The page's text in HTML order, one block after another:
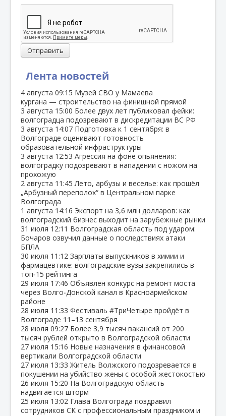
Лента новостей
4 августа 09:15 Музей СВО у Мамаева
кургана — строительство на финишной прямой
3 августа 15:00 Более двух лет публиковал фейки:
волгоградца подозревают в дискредитации ВС РФ
3 августа 14:07 Подготовка к 1 сентября: в
Волгограде оценивают готовность
образовательной инфраструктуры
3 августа 12:53 Агрессия на фоне опьянения:
волгоградку подозревают в нападении с ножом на
прохожую
2 августа 11:45 Лето, арбузы и веселье: как прошёл
„Арбузный переполох“ в Центральном парке
Волгограда
1 августа 14:16 Экспорт на 3,6 млн долларов: как
волгоградский бизнес выходит на зарубежные рынки
31 июля 12:11 Волгоградская область под ударом:
Бочаров озвучил данные о последствиях атаки
БПЛА
30 июля 11:12 Зарплаты выпускников в химии и
фармацевтике: волгоградские вузы закрепились в
топ‑15 рейтинга
29 июля 17:46 Объявлен конкурс на ремонт моста
через Волго‑Донской канал в Красноармейском
районе
28 июля 11:33 Фестиваль #ТриЧетыре пройдёт в
Волгограде 11–13 сентября
28 июля 09:27 Более 3,9 тысяч вакансий от 200
тысяч рублей открыто в Волгоградской области
27 июля 15:16 Новые назначения в финансовой
вертикали Волгоградской области
27 июля 13:33 Житель Волжского подозревается в
покушении на убийство жены с особой жестокостью
26 июля 15:20 На Волгоградскую область
надвигается шторм
25 июля 13:02 Глава Волгограда поздравил
сотрудников СК с профессиональным праздником и
Отправить